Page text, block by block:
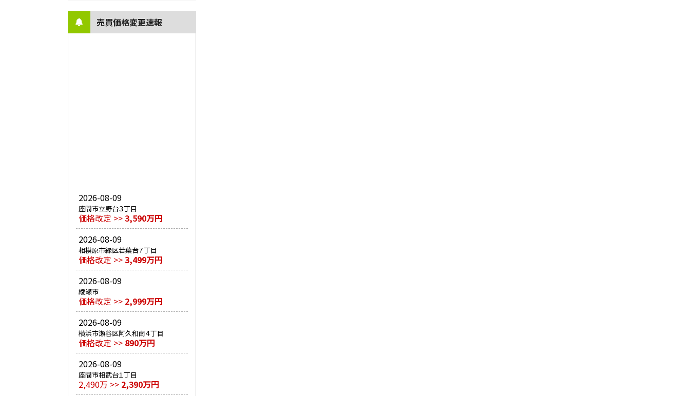
売買価格変更速報
2026-08-09
座間市立野台３丁目
価格改定 >>3,590万円
2026-08-09
相模原市緑区若葉台７丁目
価格改定 >>3,499万円
2026-08-09
綾瀬市
価格改定 >> 2,999万円
2026-08-09
横浜市瀬谷区阿久和南４丁目
価格改定 >> 890万円
2026-08-09
座間市相武台１丁目
2,490万 >> 2,390万円